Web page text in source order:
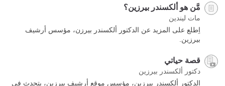
مَّن هو ألكسندر بيرزين؟
مات ليندين
اِطلع على المزيد عن الدكتور ألكسندر بيرزن، مؤسس أرشيف
بيرزين.
قصة حياتي
دكتور ألكسندر بيرزين
الدكتور ألكسندر بيرزين، مؤسس موقع أرشيف بيرزين، يتحدث في